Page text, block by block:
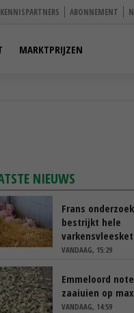
KENNISPARTNERS ABONNEMENT
MARKTPRIJZEN
NIEUWS
Frans
bestrijkt hele
VANDAAG, 15:29
Emmeloord
zaaiuien op
VANDAAG, 14:59